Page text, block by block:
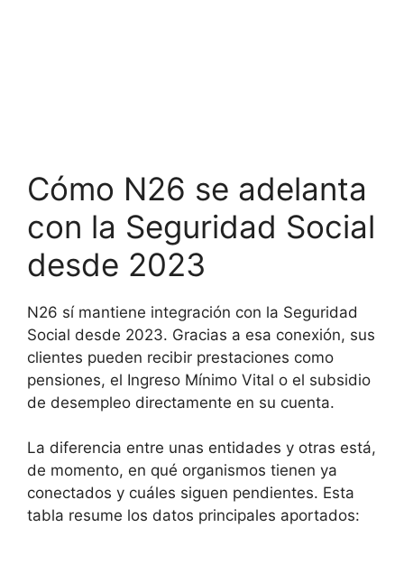
Cómo N26 se adelanta
con la Seguridad Social
desde 2023
N26 sí mantiene integración con la Seguridad
Social desde 2023. Gracias a esa conexión, sus
clientes pueden recibir prestaciones como
pensiones, el Ingreso Mínimo Vital o el subsidio
de desempleo directamente en su cuenta.
La diferencia entre unas entidades y otras está,
de momento, en qué organismos tienen ya
conectados y cuáles siguen pendientes. Esta
tabla resume los datos principales aportados: